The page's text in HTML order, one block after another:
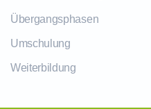
Übergangsphasen
Umschulung
Weiterbildung